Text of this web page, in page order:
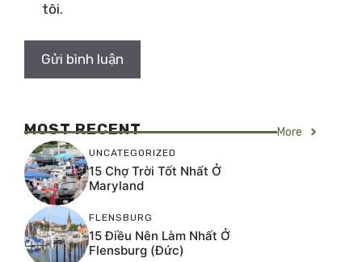
tôi.
MOST RECENT More
UNCATEGORIZED
15 Chợ Trời Tốt Nhất Ở
Maryland
FLENSBURG
15 Điều Nên Làm Nhất Ở
Flensburg (Đức)